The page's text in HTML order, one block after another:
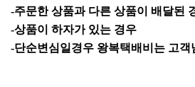
-주문한 상품과 다른 상품이 배달된
-상품이 하자가 있는 경우
-단순변심일경우 왕복택배비는 고객